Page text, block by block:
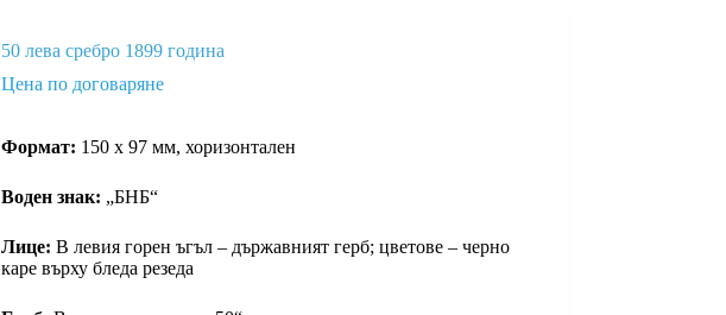
50 лева сребро 1899 година
Цена по договаряне
Формат: 150 х 97 мм, хоризонтален
Вoден знак: „БНБ“
Лице: В левия горен ъгъл – държавният герб; цветове – черно
каре върху бледа резеда